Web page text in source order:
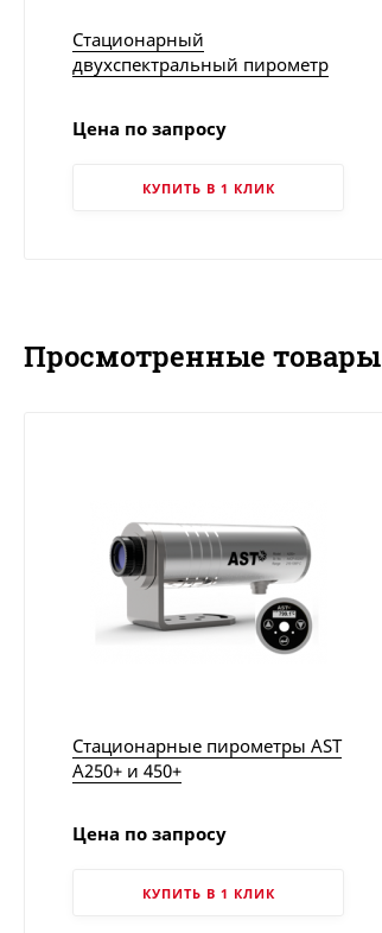
Стационарный
двухспектральный пирометр
Цена по запросу
КУПИТЬ В 1 КЛИК
Просмотренные товары
Стационарные пирометры AST
A250+ и 450+
Цена по запросу
КУПИТЬ В 1 КЛИК